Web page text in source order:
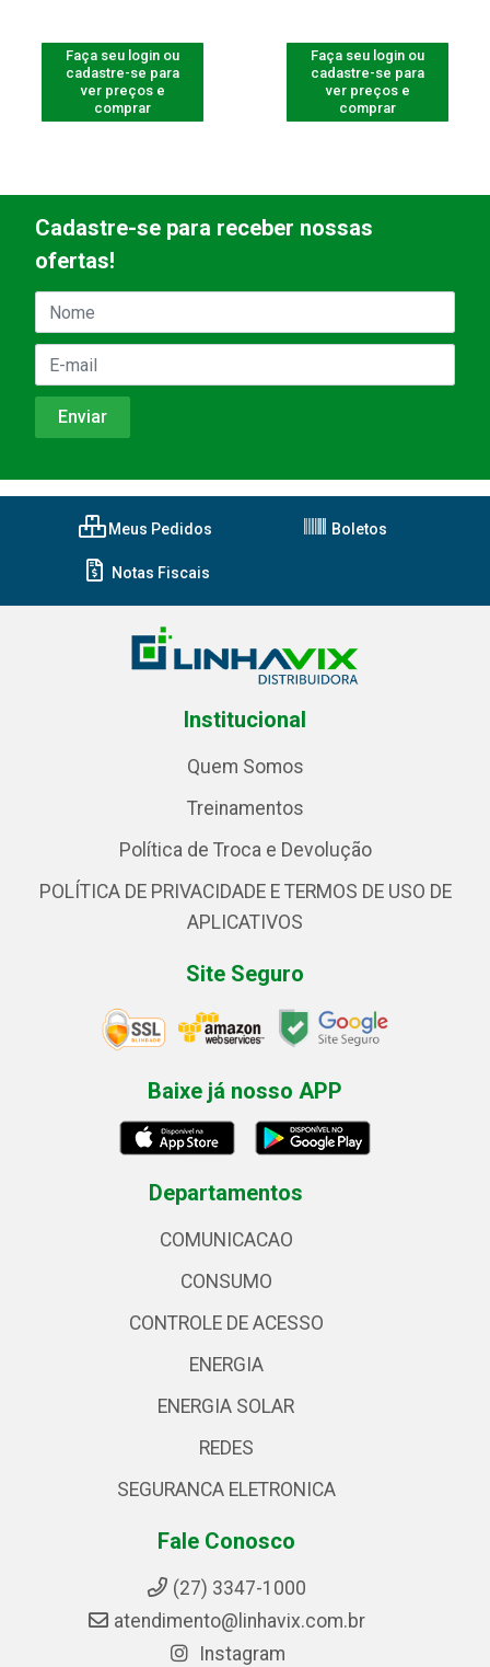
Faça seu login ou
cadastre-se para
ver preços e
comprar
Faça seu login ou
cadastre-se para
ver preços e
comprar
Cadastre-se para receber nossas
ofertas!
Meus Pedidos Boletos
Notas Fiscais
Institucional
Quem Somos
Treinamentos
Política de Troca e Devolução
POLÍTICA DE PRIVACIDADE E TERMOS DE USO DE
APLICATIVOS
Site Seguro
Baixe já nosso APP
Departamentos
COMUNICACAO
CONSUMO
CONTROLE DE ACESSO
ENERGIA
ENERGIA SOLAR
REDES
SEGURANCA ELETRONICA
Fale Conosco
(27) 3347-1000
atendimento@linhavix.com.br
Instagram